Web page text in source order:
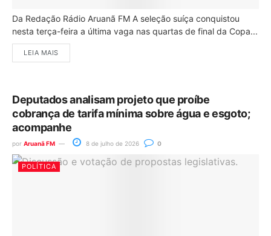
Da Redação Rádio Aruanã FM A seleção suíça conquistou
nesta terça-feira a última vaga nas quartas de final da Copa...
LEIA MAIS
Deputados analisam projeto que proíbe
cobrança de tarifa mínima sobre água e esgoto;
acompanhe
por Aruanã FM 8 de julho de 2026 0
POLÍTICA